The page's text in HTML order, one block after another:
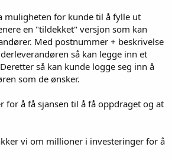
muligheten for kunde til å fylle ut
en "tildekket" versjon som kan
Med postnummer + beskrivelse
så kan legge inn et
så kan kunde logge seg inn å
som de ønsker.
for å få sjansen til å få oppdraget og at
vi om millioner i investeringer for å